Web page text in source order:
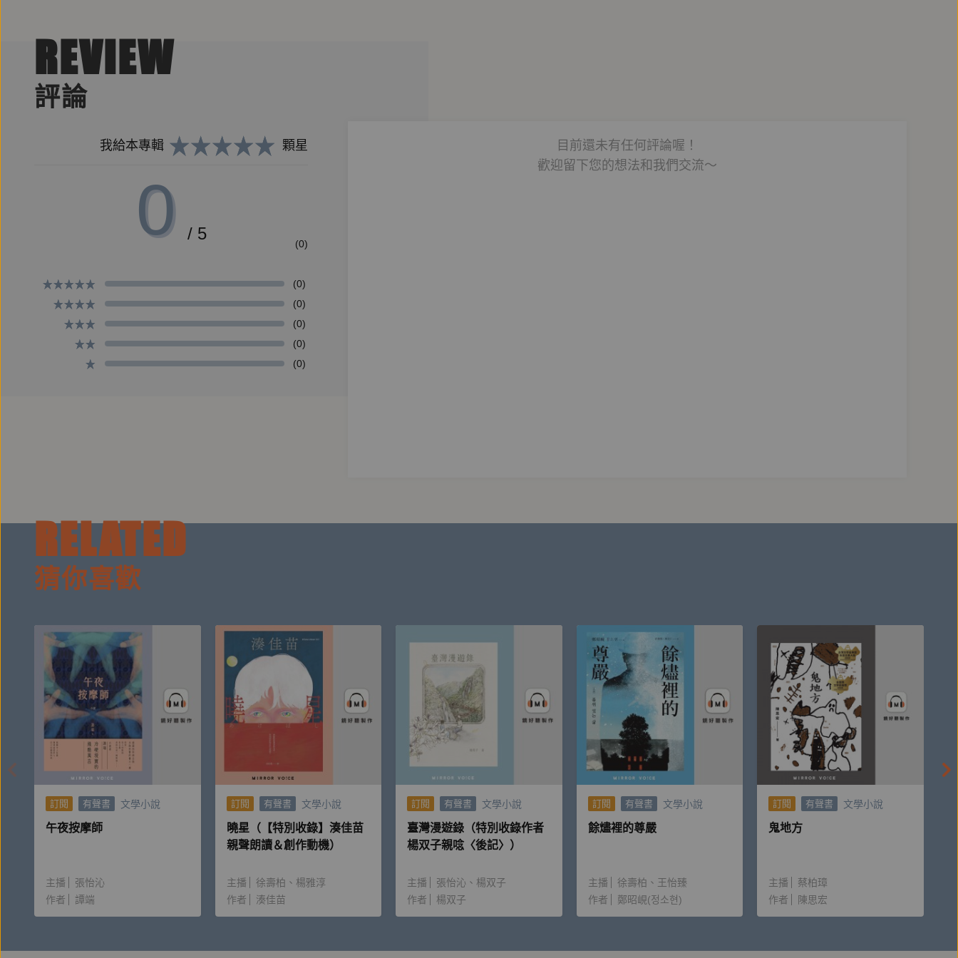
這是一個從自我覺察開始的關係課，
來自Apple Podcast前百大節目「親子天下Podcast」，曾獲首頁精選及全站No.35！
其口碑節目「關係相談所」從心理學出發，邀請不同領域專家對談，
由精神科醫師鄧惠文與臨床心理師陳品皓聯手主持，兩年來深受聽友喜愛與支持。
故推出「【關係相談所】鄧惠文X陳品皓的52週關係課」，
陪伴你更加認識自我、洞察關係本質，
與重要他人建立真誠與愛的連結。
♥從「我」到「我們」，三大關係議題梳理
跟孩子的關係
「『我不想當個嘮叨的父母』心聲的背後，隱含著情緒與挫折，以及對關係的期待與失落。」
♥課程特色
聽完就能實踐的心理學
榮格心理分析師＆精神科醫師鄧惠文與臨床心理師陳品皓，透過不同性別觀點，以及各種心理學派等知識脈絡，將生澀難懂的心理學，轉化為日常生活可以運用的知識與
實踐。
涵蓋家庭三大關係主題
主題包含自我覺察、伴侶互動、親子教養，透過螺旋式學習，理解關係本質，真實連結人我關係。
強化連結的心練習行動
藉由每次討論後的小練習，逐步累積自我覺察、關係溝通，活出與自己及他人相處的自在。
♥貼心提醒
本課程由Podcast節目精選轉製，歷經兩年陸續錄製，包含疫情期間的環境限制及當時的設備因素。因此，部分單集在收音上可能會有些微差異，但不影響內容的理解與
REVIEW
評論
我給本專輯 顆星
0 / 5
(0)
(0)
(0)
(0)
(0)
(0)
目前還未有任何評論喔！
歡迎留下您的想法和我們交流～
RELATED
猜你喜歡
訂閱 有聲書 文學小說
午夜按摩師
主播
張怡沁
作者
譚端
訂閱 有聲書 文學小說
曉星（【特別收錄】湊佳苗
親聲朗讀＆創作動機）
主播 徐壽柏
楊雅淳
作者
湊佳苗
訂閱 有聲書 文學小說
臺灣漫遊錄（特別收錄作者
楊双子親唸〈後記〉）
主播 張怡沁
楊双子
作者
楊双子
訂閱 有聲書 文學小說
餘燼裡的尊嚴
主播 徐壽柏
王怡臻
作者
鄭昭峴(정소현)
訂閱 有聲書 文學小說
鬼地方
主播
蔡柏璋
作者
陳思宏